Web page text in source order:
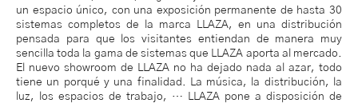
un espacio único, con una exposición permanente de hasta 30
sistemas completos de la marca LLAZA, en una distribución
pensada para que los visitantes entiendan de manera muy
sencilla toda la gama de sistemas que LLAZA aporta al mercado.
El nuevo showroom de LLAZA no ha dejado nada al azar, todo
tiene un porqué y una finalidad. La música, la distribución, la
luz, los espacios de trabajo, … LLAZA pone a disposición de